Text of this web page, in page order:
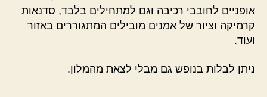
אופניים לחובבי רכיבה וגם למתחילים בלבד, סדנאות
קרמיקה וציור של אמנים מובילים המתגוררים באזור
ועוד.
ניתן לבלות בנופש גם מבלי לצאת מהמלון.